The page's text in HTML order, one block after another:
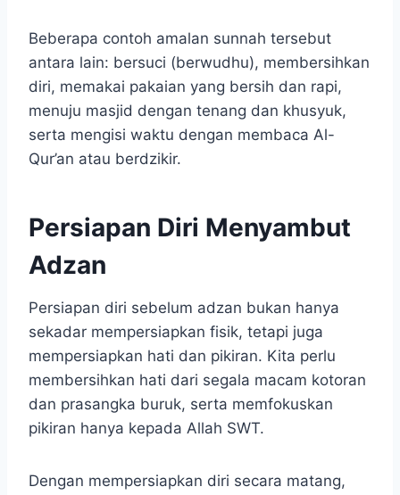
Beberapa contoh amalan sunnah tersebut
antara lain: bersuci (berwudhu), membersihkan
diri, memakai pakaian yang bersih dan rapi,
menuju masjid dengan tenang dan khusyuk,
serta mengisi waktu dengan membaca Al-
Qur’an atau berdzikir.
Persiapan Diri Menyambut
Adzan
Persiapan diri sebelum adzan bukan hanya
sekadar mempersiapkan fisik, tetapi juga
mempersiapkan hati dan pikiran. Kita perlu
membersihkan hati dari segala macam kotoran
dan prasangka buruk, serta memfokuskan
pikiran hanya kepada Allah SWT.
Dengan mempersiapkan diri secara matang,